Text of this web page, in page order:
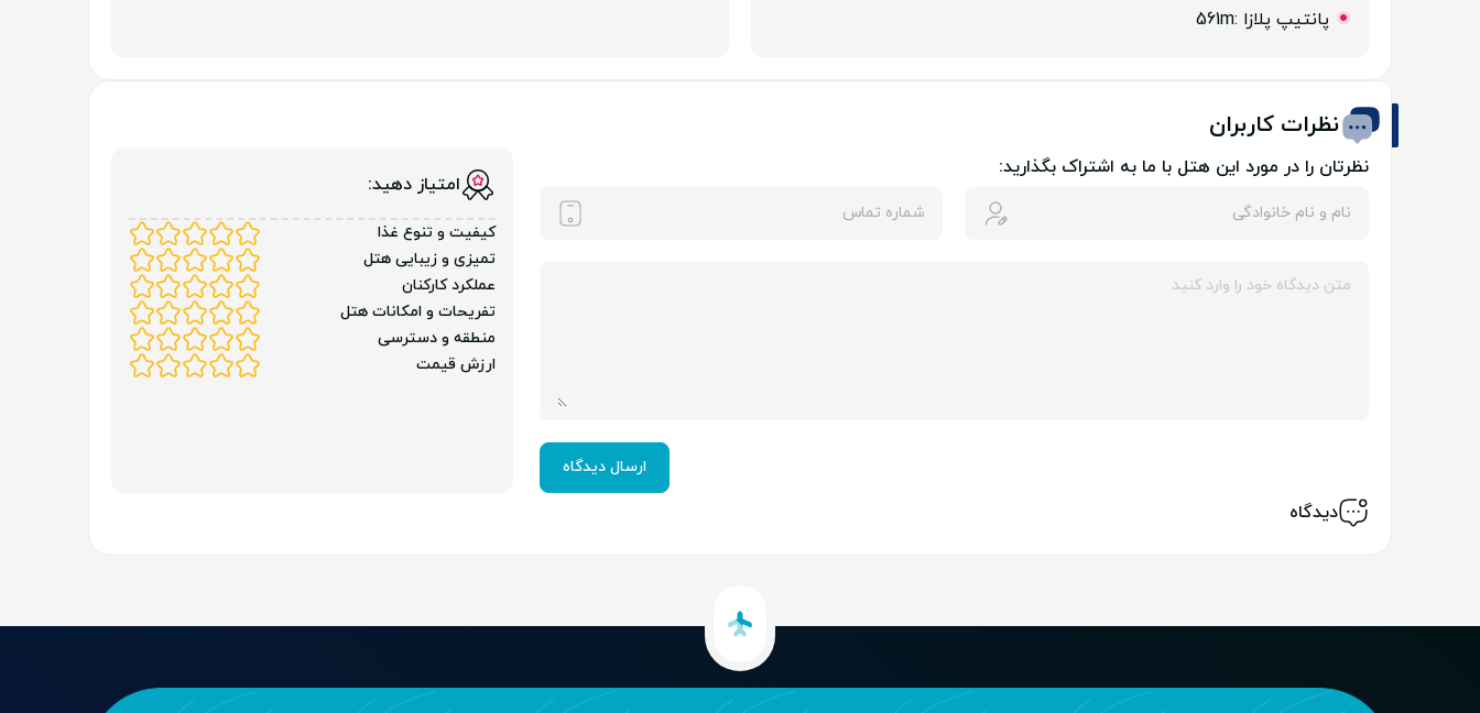
پانتیپ پلازا :561m
نظرات کاربران
نظرتان را در مورد این هتل با ما به اشتراک بگذارید:
ارسال دیدگاه
امتیاز دهید:
کیفیت و تنوع غذا
تمیزی و زیبایی هتل
عملکرد کارکنان
تفریحات و امکانات هتل
منطقه و دسترسی
ارزش قیمت
دیدگاه